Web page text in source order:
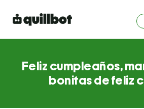
Feliz cumpleaños,
bonitas de feliz